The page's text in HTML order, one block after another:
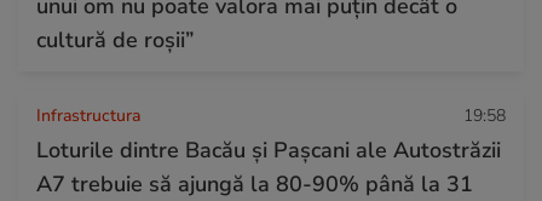
unui om nu poate valora mai puțin decât o
cultură de roșii”
Infrastructura 19:58
Loturile dintre Bacău și Pașcani ale Autostrăzii
A7 trebuie să ajungă la 80-90% până la 31